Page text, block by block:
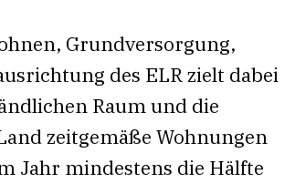
Grundversorgung,
des ELR zielt dabei
Raum und die
zeitgemäße Wohnungen
Jahr mindestens die Hälfte